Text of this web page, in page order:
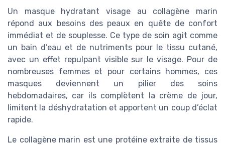
Un masque hydratant visage au collagène marin
répond aux besoins des peaux en quête de confort
immédiat et de souplesse. Ce type de soin agit comme
un bain d’eau et de nutriments pour le tissu cutané,
avec un effet repulpant visible sur le visage. Pour de
nombreuses femmes et pour certains hommes, ces
masques deviennent un pilier des soins
hebdomadaires, car ils complètent la crème de jour,
limitent la déshydratation et apportent un coup d’éclat
rapide.
Le collagène marin est une protéine extraite de tissus